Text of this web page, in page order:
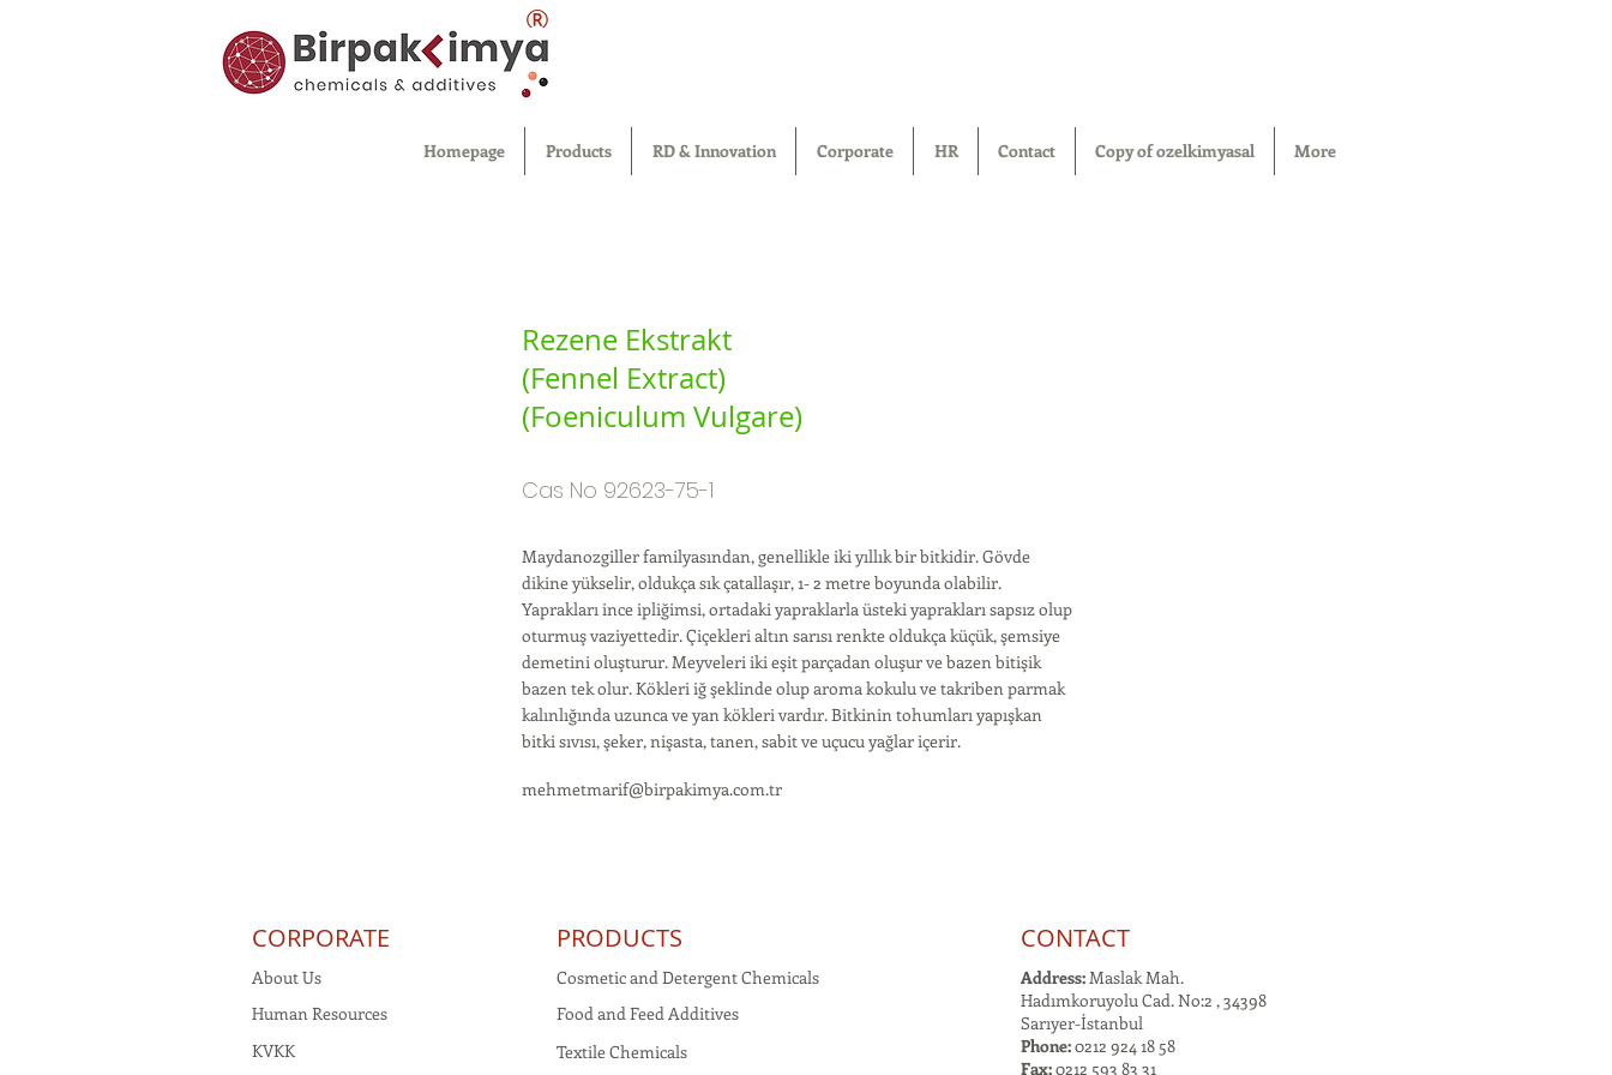
®
Homepage Products RD & Innovation Corporate HR Contact Copy of ozelkimyasal More
Rezene Ekstrakt
(Fennel Extract)
(Foeniculum Vulgare)
Cas No 92623-75-1
Maydanozgiller familyasından, genellikle iki yıllık bir bitkidir. Gövde
dikine yükselir, oldukça sık çatallaşır, 1- 2 metre boyunda olabilir.
Yaprakları ince ipliğimsi, ortadaki yapraklarla üsteki yaprakları sapsız olup
oturmuş vaziyettedir. Çiçekleri altın sarısı renkte oldukça küçük, şemsiye
demetini oluşturur. Meyveleri iki eşit parçadan oluşur ve bazen bitişik
bazen tek olur. Kökleri iğ şeklinde olup aroma kokulu ve takriben parmak
kalınlığında uzunca ve yan kökleri vardır. Bitkinin tohumları yapışkan
bitki sıvısı, şeker, nişasta, tanen, sabit ve uçucu yağlar içerir.
mehmetmarif@birpakimya.com.tr
CORPORATE
About Us
Human Resources
KVKK
PRODUCTS
Cosmetic and Detergent Chemicals
Food and Feed Additives
Textile Chemicals
CONTACT
Address:Maslak Mah.
Hadımkoruyolu Cad. No:2 , 34398
Sarıyer-İstanbul
Phone:0212 924 18 58
Fax:0212 593 83 31